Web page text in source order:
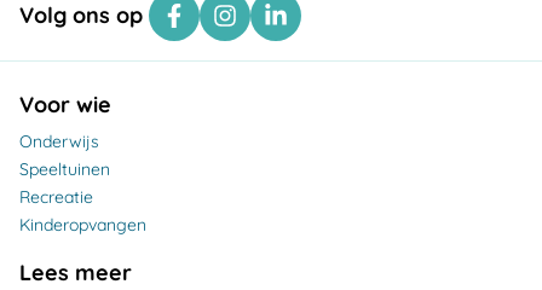
Volg ons op
Voor wie
Onderwijs
Speeltuinen
Recreatie
Kinderopvangen
Lees meer